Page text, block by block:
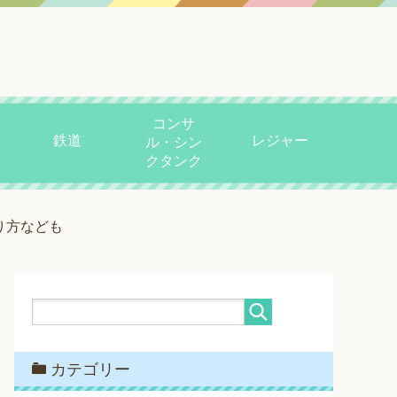
鉄道
コンサ
ル・シン
クタンク
レジャー
方なども
カテゴリー